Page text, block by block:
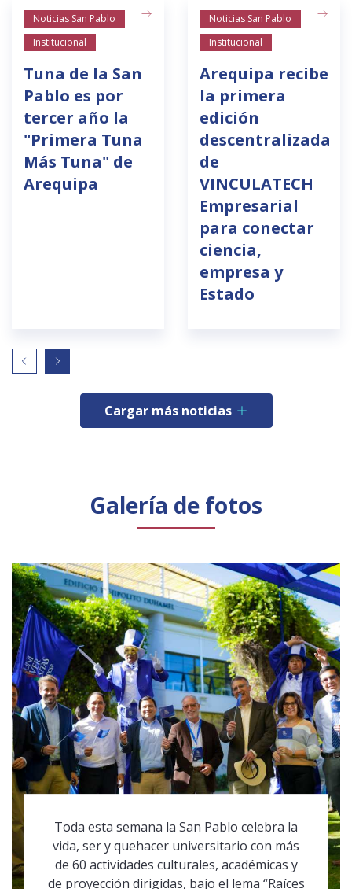
Noticias San Pablo
Institucional
Tuna de la San
Pablo es por
tercer año la
"Primera Tuna
Más Tuna" de
Arequipa
Noticias San Pablo
Institucional
Arequipa recibe
la primera
edición
descentralizada
de
VINCULATECH
Empresarial
para conectar
ciencia,
empresa y
Estado
Cargar más noticias
Galería de fotos
Toda esta semana la San Pablo celebra la
vida, ser y quehacer universitario con más
de 60 actividades culturales, académicas y
de proyección dirigidas, bajo el lema “Raíces